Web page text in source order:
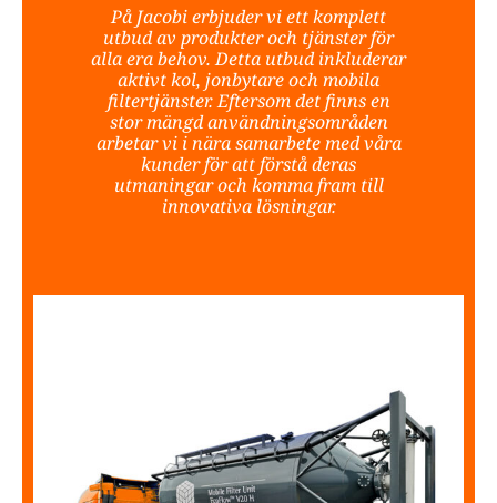
På Jacobi erbjuder vi ett komplett
utbud av produkter och tjänster för
alla era behov. Detta utbud inkluderar
aktivt kol, jonbytare och mobila
filtertjänster. Eftersom det finns en
stor mängd användningsområden
arbetar vi i nära samarbete med våra
kunder för att förstå deras
utmaningar och komma fram till
innovativa lösningar.